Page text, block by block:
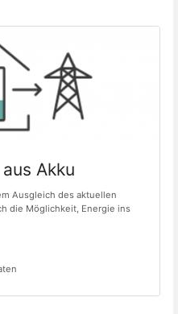
Akku
Ausgleich des aktuellen
die Möglichkeit, Energie ins